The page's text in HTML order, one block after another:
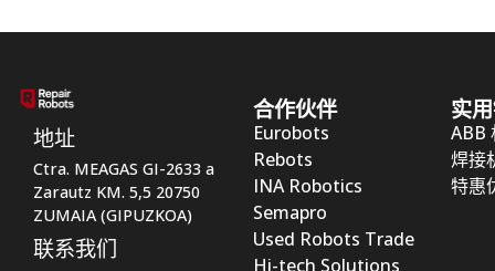
地址
Ctra. MEAGAS GI-2633 a
Zarautz KM. 5,5 20750
ZUMAIA (GIPUZKOA)
联系我们
合作伙伴
Eurobots
Rebots
INA Robotics
Semapro
Used Robots Trade
Hi-tech Solutions
实
ABB
焊接
特惠